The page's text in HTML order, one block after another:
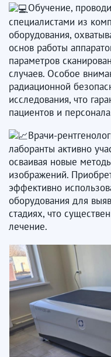
Обучение,
специалистами из
оборудования,
основ работы
параметров
случаев. Особое
радиационной
исследования, что
пациентов и
Врачи-
лаборанты активно
осваивая новые
изображений.
эффективно
оборудования для
стадиях, что
лечение.